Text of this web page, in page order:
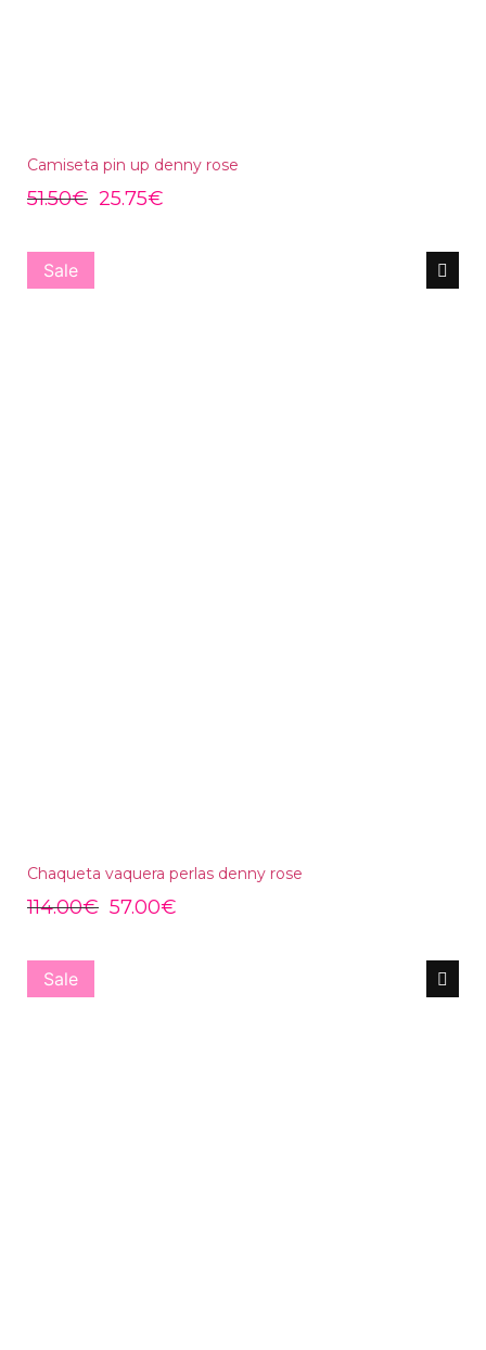
Camiseta pin up denny rose
51.50€ 25.75€
Sale
Chaqueta vaquera perlas denny rose
114.00€ 57.00€
Sale